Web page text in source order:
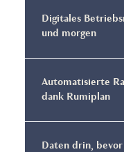
Digitales
und morgen
Automatisierte
dank Rumiplan
Daten drin,